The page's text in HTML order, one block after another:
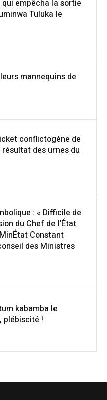
empêcha la sortie
Tuluka le
mannequins de
conflictogène de
des urnes du
: « Difficile de
du Chef de l’État
Constant
des Ministres
kabamba le
plébiscité !